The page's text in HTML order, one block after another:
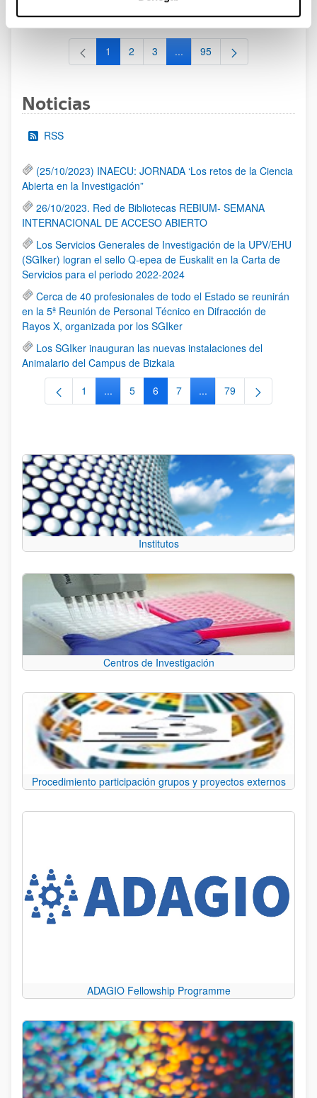
al 30/07/2026 (ambos incluídos)
Página
1 Página
2 Página
3 ...Páginas intermedias Use TAB
Página
95
Noticias
RSS
(25/10/2023) INAECU: JORNADA ‘Los retos de la Ciencia
Abierta en la Investigación”
26/10/2023. Red de Bibliotecas REBIUM- SEMANA
INTERNACIONAL DE ACCESO ABIERTO
Los Servicios Generales de Investigación de la UPV/EHU
(SGIker) logran el sello Q-epea de Euskalit en la Carta de
Servicios para el periodo 2022-2024
Cerca de 40 profesionales de todo el Estado se reunirán
en la 5ª Reunión de Personal Técnico en Difracción de
Rayos X, organizada por los SGIker
Los SGIker inauguran las nuevas instalaciones del
Animalario del Campus de Bizkaia
Página
1 ...Páginas intermedias Use TAB para
Página
5 Página
6 Página
7 ...Páginas intermedias
Página
79
Institutos
Centros de Investigación
Procedimiento participación grupos y proyectos externos
ADAGIO Fellowship Programme